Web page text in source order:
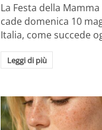
La Festa della Mamma
cade domenica 10
Italia, come succede
Leggi di più